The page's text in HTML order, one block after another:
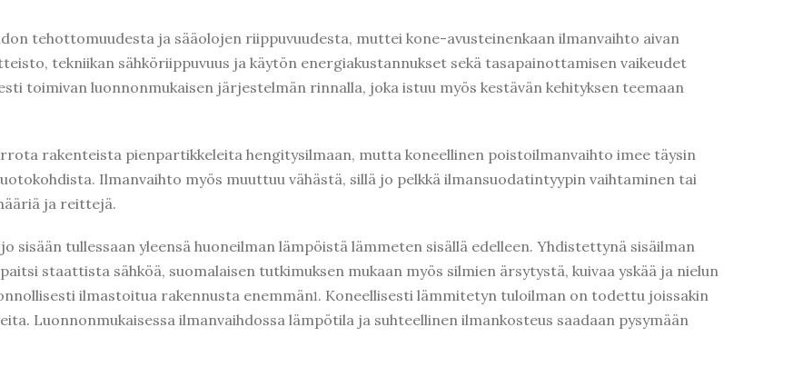
tehottomuudesta ja sääolojen riippuvuudesta, muttei kone-avusteinenkaan ilmanvaihto aivan
tekniikan sähköriippuvuus ja käytön energiakustannukset sekä tasapainottamisen vaikeudet
toimivan luonnonmukaisen järjestelmän rinnalla, joka istuu myös kestävän kehityksen teemaan
rakenteista pienpartikkeleita hengitysilmaan, mutta koneellinen poistoilmanvaihto imee täysin
Ilmanvaihto myös muuttuu vähästä, sillä jo pelkkä ilmansuodatintyypin vaihtaminen tai
ja reittejä.
sisään tullessaan yleensä huoneilman lämpöistä lämmeten sisällä edelleen. Yhdistettynä sisäilman
staattista sähköä, suomalaisen tutkimuksen mukaan myös silmien ärsytystä, kuivaa yskää ja nielun
ilmastoitua rakennusta enemmän1. Koneellisesti lämmitetyn tuloilman on todettu joissakin
Luonnonmukaisessa ilmanvaihdossa lämpötila ja suhteellinen ilmankosteus saadaan pysymään